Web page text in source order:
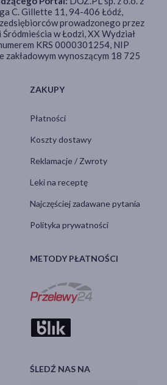
ZAKUPY
Płatności
Koszty dostawy
Reklamacje / Zwroty
Leki na receptę
Najczęściej zadawane pytania
Polityka prywatności
METODY PŁATNOŚCI
ŚLEDŹ NAS NA
C. Gillette 11, 94-406 Łódź,
prowadzonego przez
w Łodzi, XX Wydział
KRS 0000301254, NIP
wynoszącym 18 725